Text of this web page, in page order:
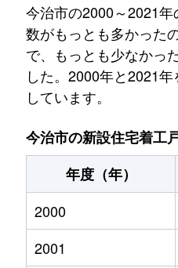
今治市の2000～2021
数がもっとも多かった
で、もっとも少なかっ
した。2000年と2021
しています。
今治市の新設住宅着工
年度（年）
2000
2001